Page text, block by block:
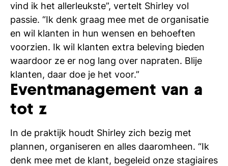
vind ik het allerleukste”, vertelt Shirley vol
passie. “Ik denk graag mee met de organisatie
en wil klanten in hun wensen en behoeften
voorzien. Ik wil klanten extra beleving bieden
waardoor ze er nog lang over napraten. Blije
klanten, daar doe je het voor.”
Eventmanagement van a
tot z
In de praktijk houdt Shirley zich bezig met
plannen, organiseren en alles daaromheen. “Ik
denk mee met de klant, begeleid onze stagiaires